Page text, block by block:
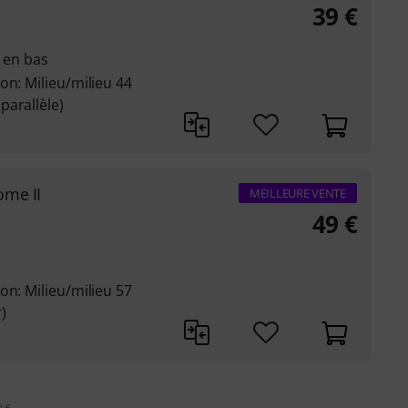
bas
Milieu/milieu 44
39 €
II
Milieu/milieu 57
MEILLEURE VENTE
49 €